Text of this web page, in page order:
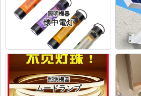
照明機器
懐中電灯
照明機器
ムードランプ